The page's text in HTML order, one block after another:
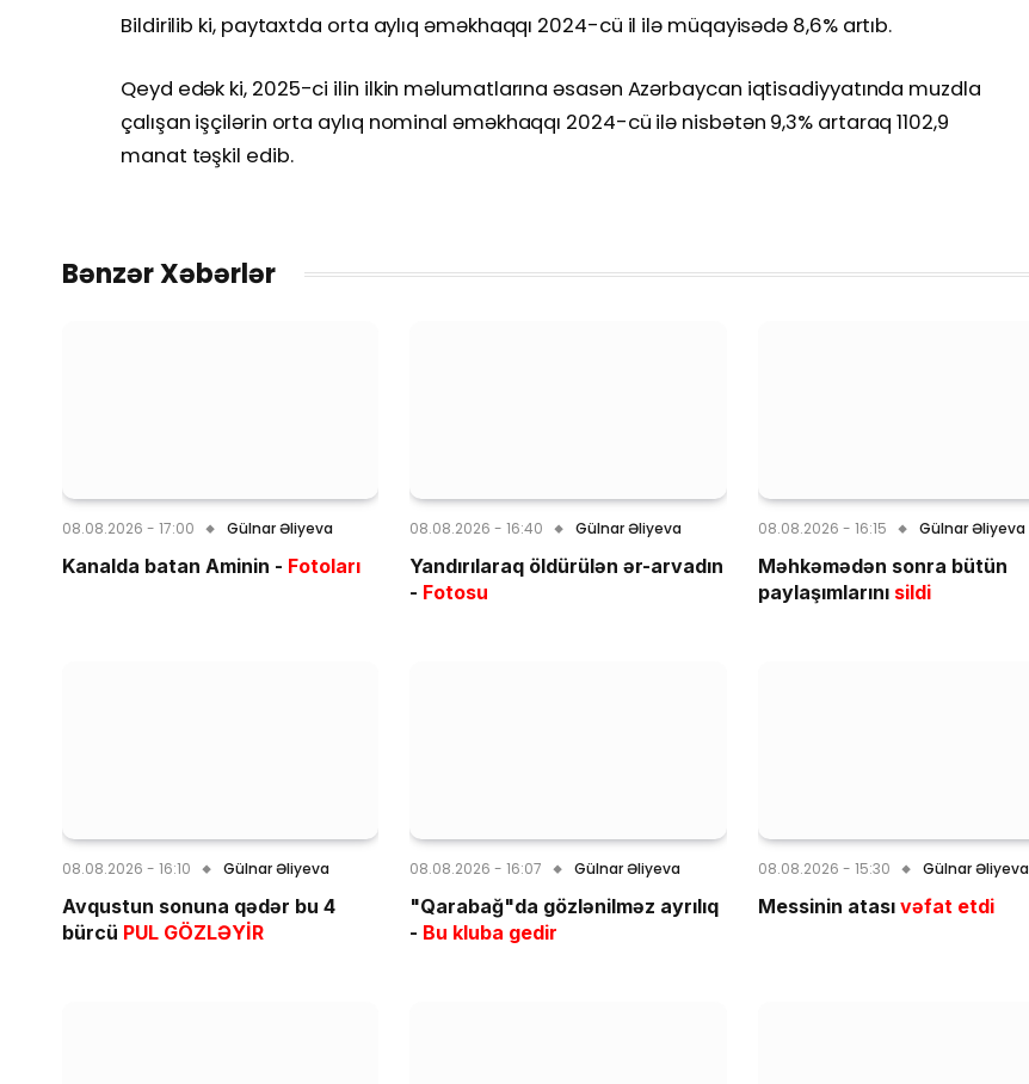
Bildirilib ki, paytaxtda orta aylıq əməkhaqqı 2024-cü il ilə müqayisədə 8,6% artıb.
Qeyd edək ki, 2025-ci ilin ilkin məlumatlarına əsasən Azərbaycan iqtisadiyyatında muzdla
çalışan işçilərin orta aylıq nominal əməkhaqqı 2024-cü ilə nisbətən 9,3% artaraq 1102,9
manat təşkil edib.
Bənzər Xəbərlər
08.08.2026 - 17:00 Gülnar Əliyeva
Kanalda batan Aminin - Fotoları
08.08.2026 - 16:40 Gülnar Əliyeva
Yandırılaraq öldürülən ər-arvadın
- Fotosu
08.08.2026 - 16:15 Gülnar Əliyeva
Məhkəmədən sonra bütün
paylaşımlarını sildi
08.08.2026 - 16:10 Gülnar Əliyeva
Avqustun sonuna qədər bu 4
bürcü PUL GÖZLƏYİR
08.08.2026 - 16:07 Gülnar Əliyeva
"Qarabağ"da gözlənilməz ayrılıq
- Bu kluba gedir
08.08.2026 - 15:30 Gülnar Əliyeva
Messinin atası vəfat etdi